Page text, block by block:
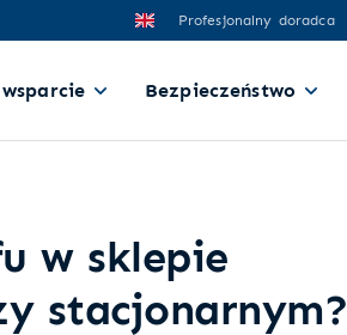
Profesjonalny doradca
Bezpieczeństwo
w sklepie
stacjonarnym?